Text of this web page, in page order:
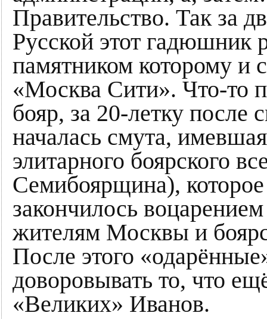
Правительство. Так за
Русской этот гадюшник
памятником которому и
«Москва Сити». Что-то
бояр, за 20-летку после
началась смута,
элитарного боярского
Семибоярщина),
закончилось
жителям Москвы и
После этого
доворовывать то, что
«Великих» Иванов.